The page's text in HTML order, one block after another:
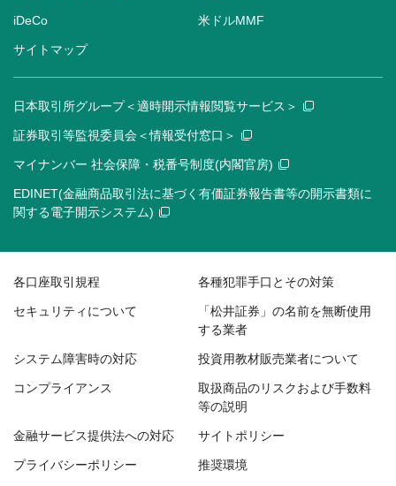
iDeCo 米ドルMMF
サイトマップ
日本取引所グループ＜適時開示情報閲覧サービス＞
証券取引等監視委員会＜情報受付窓口＞
マイナンバー 社会保障・税番号制度(内閣官房)
EDINET(金融商品取引法に基づく有価証券報告書等の開示書類に
関する電子開示システム)
各口座取引規程 各種犯罪手口とその対策
セキュリティについて
「松井証券」の名前を無断使用
する業者
システム障害時の対応 投資用教材販売業者について
コンプライアンス
取扱商品のリスクおよび手数料
等の説明
金融サービス提供法への対応 サイトポリシー
プライバシーポリシー 推奨環境